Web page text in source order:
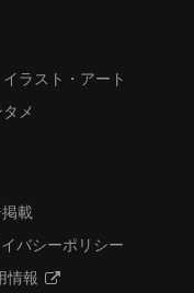
イラスト・アート
メ
載
バシーポリシー
情報